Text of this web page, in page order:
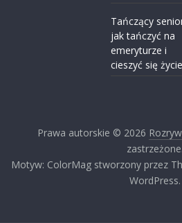
Tańczący
jak tańczyć na
emeryturze i
cieszyć się
Prawa autorskie © 2026
zastrzeżone.
Motyw: ColorMag stworzony przez
WordPress.